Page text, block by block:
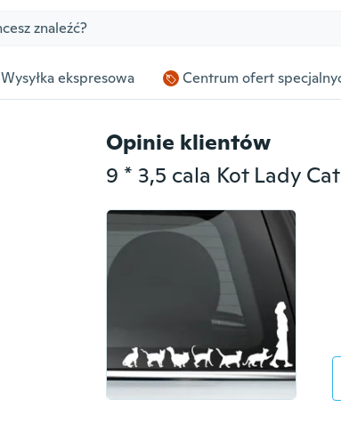
Wysyłka ekspresowa Centrum ofert
Opinie klientów